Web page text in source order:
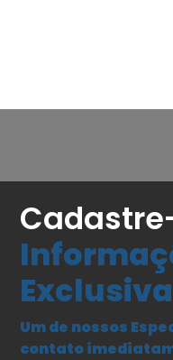
Um de nossos
contato